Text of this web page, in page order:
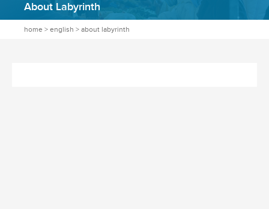
About Labyrinth
home > english > about labyrinth